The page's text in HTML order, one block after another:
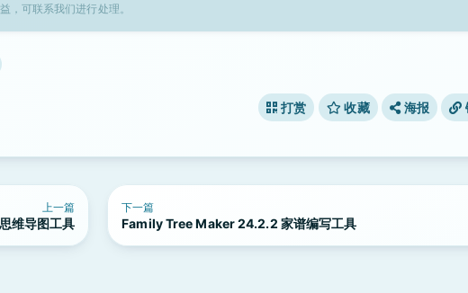
，可联系我们进行处理。
打赏 收藏 海报
上一篇
维导图工具
下一篇
Family Tree Maker 24.2.2 家谱编写工具